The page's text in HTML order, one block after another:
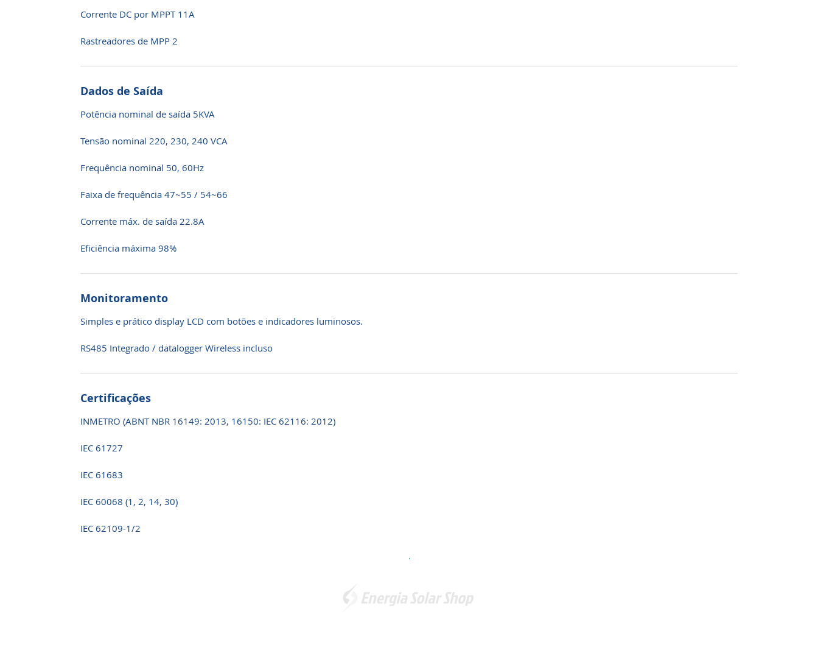
Corrente DC por MPPT 11A
Rastreadores de MPP 2
Dados de Saída
Potência nominal de saída 5KVA
Tensão nominal 220, 230, 240 VCA
Frequência nominal 50, 60Hz
Faixa de frequência 47~55 / 54~66
Corrente máx. de saída 22.8A
Eficiência máxima 98%
Monitoramento
Simples e prático display LCD com botões e indicadores luminosos.
RS485 Integrado / datalogger Wireless incluso
Certificações
INMETRO (ABNT NBR 16149: 2013, 16150: IEC 62116: 2012)
IEC 61727
IEC 61683
IEC 60068 (1, 2, 14, 30)
IEC 62109-1/2
.